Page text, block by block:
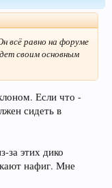
всё равно на форуме
своим основным
Если что -
сидеть в
за этих дико
нафиг. Мне